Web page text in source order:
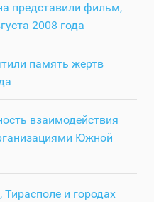
представили фильм,
2008 года
память жертв
взаимодействия
Южной
и городах